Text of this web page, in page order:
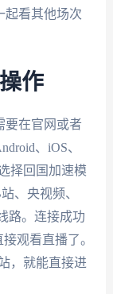
起看其他场次
作
要在官网或者
、iOS、
择回国加速模
、央视频、
路。连接成功
观看直播了。
，就能直接进